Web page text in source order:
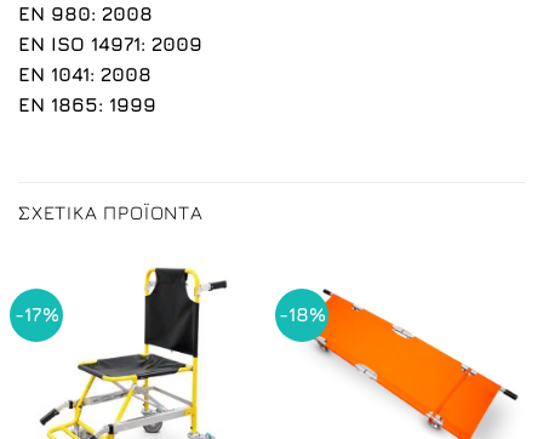
EN 980: 2008
EN ISO 14971: 2009
EN 1041: 2008
EN 1865: 1999
ΣΧΕΤΙΚΆ ΠΡΟΪΌΝΤΑ
-17% -18%